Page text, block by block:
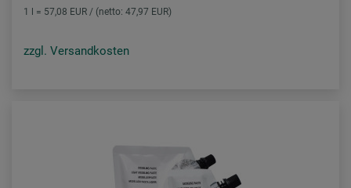
1 l = 57,08 EUR / (netto: 47,97 EUR)
zzgl. Versandkosten